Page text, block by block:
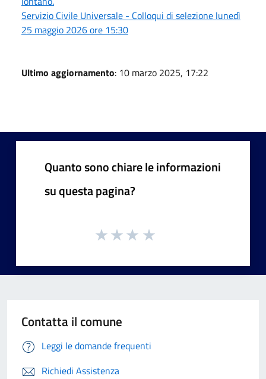
Servizio Civile Universale - Colloqui di selezione lunedì
25 maggio 2026 ore 15:30
Ultimo aggiornamento: 10 marzo 2025, 17:22
Quanto sono chiare le informazioni
su questa pagina?
Contatta il comune
Leggi le domande frequenti
Richiedi Assistenza